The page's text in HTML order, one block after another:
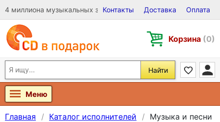
4 миллиона музыкальных записей на Виниле, CD и DVD
Контакты Доставка Оплата
Корзина (0)
Найти
Меню
Главная Каталог исполнителей
Музыка и песни